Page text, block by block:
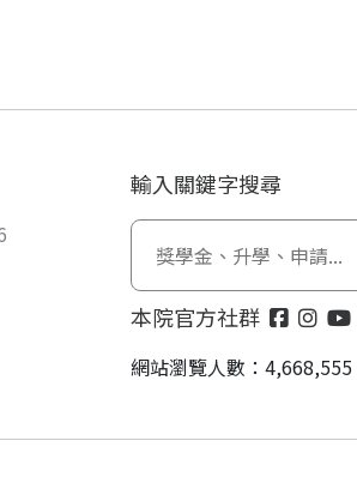
輸入關鍵字搜尋
本院官方社群
網站瀏覽人數：4,668,555